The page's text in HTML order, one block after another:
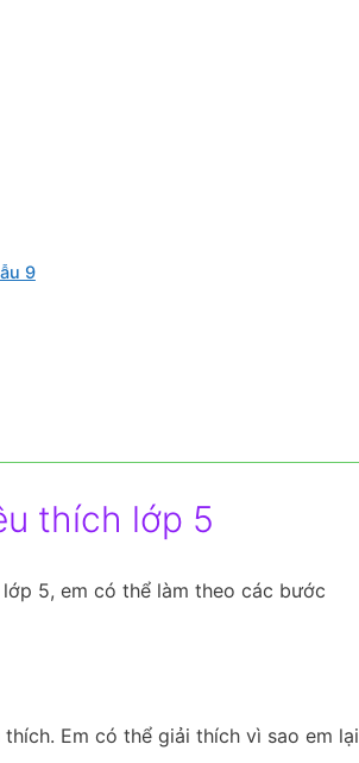
9
thích lớp 5
5, em có thể làm theo các bước
Em có thể giải thích vì sao em lại